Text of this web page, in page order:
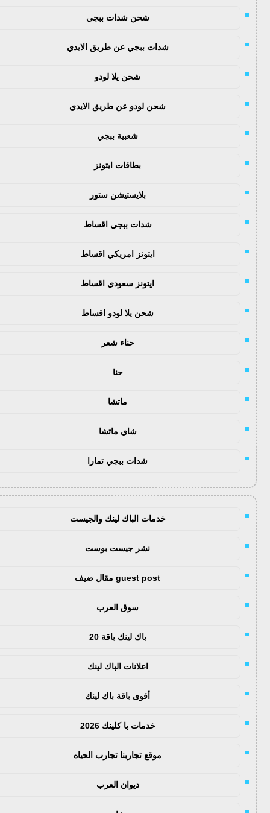
شحن شدات ببجي
شدات ببجي عن طريق الايدي
شحن يلا لودو
شحن لودو عن طريق الايدي
شعبية ببجي
بطاقات ايتونز
بلايستيشن ستور
شدات ببجي اقساط
ايتونز امريكي اقساط
ايتونز سعودي اقساط
شحن يلا لودو اقساط
حناء شعر
حنا
ماتشا
شاي ماتشا
شدات ببجي تمارا
خدمات الباك لينك والجيست
نشر جيست بوست
guest post مقال ضيف
سوق العرب
باك لينك باقة 20
اعلانات الباك لينك
أقوى باقة باك لينك
خدمات با كلينك 2026
موقع تجاربنا تجارب الحياه
ديوان العرب